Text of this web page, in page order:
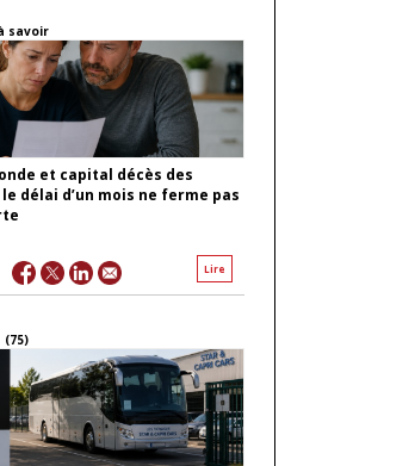
savoir
et capital décès des
délai d’un mois ne ferme pas
Lire
(75)